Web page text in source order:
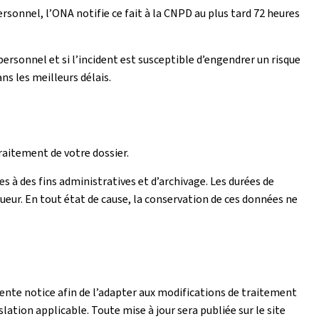
l’ONA notifie ce fait à la CNPD au plus tard 72 heures
et si l’incident est susceptible d’engendrer un risque
les meilleurs délais.
de votre dossier.
des fins administratives et d’archivage. Les durées de
En tout état de cause, la conservation de ces données ne
notice afin de l’adapter aux modifications de traitement
applicable. Toute mise à jour sera publiée sur le site